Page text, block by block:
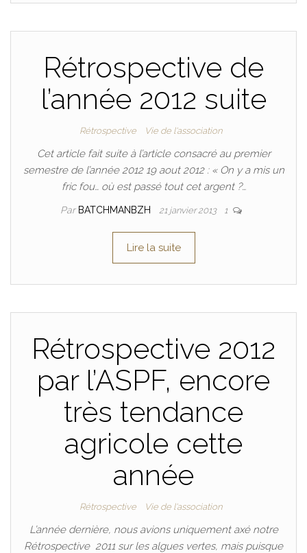
Rétrospective de
l’année 2012 suite
Rétrospective Vie de l'association
Cet article fait suite à l’article consacré au premier
semestre de l’année 2012 19 aout 2012 : « On y a mis un
fric fou… où est passé tout cet argent ?…
Par BATCHMANBZH 21 janvier 2013 1
Lire la suite
Rétrospective 2012
par l’ASPF, encore
très tendance
agricole cette
année
Rétrospective Vie de l'association
L’année dernière, nous avions uniquement axé notre
Rétrospective 2011 sur les algues vertes, mais puisque